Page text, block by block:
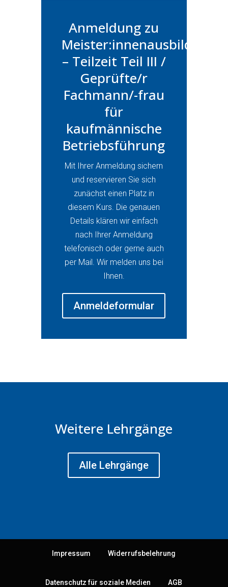
Anmeldung zu
Meister:innenausbildung
– Teilzeit Teil III /
Geprüfte/r
Fachmann/-frau
für
kaufmännische
Betriebsführung
Mit Ihrer Anmeldung sichern
und reservieren Sie sich
zunächst einen Platz in
diesem Kurs. Die genauen
Details klären wir einfach
nach Ihrer Anmeldung
telefonisch oder gerne auch
per Mail. Wir melden uns bei
Ihnen.
Anmeldeformular
Weitere Lehrgänge
Alle Lehrgänge
Impressum Widerrufsbelehrung
Datenschutz für soziale Medien AGB